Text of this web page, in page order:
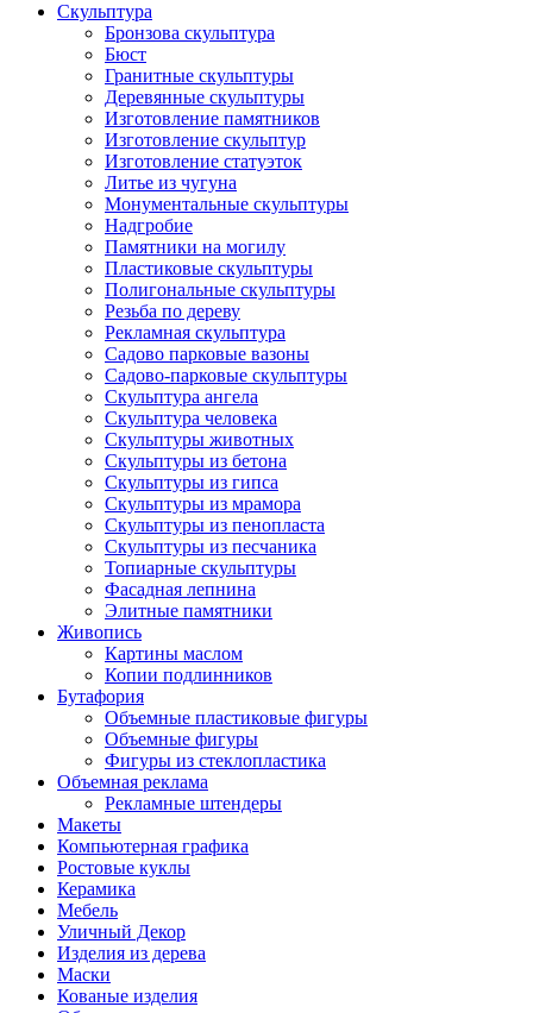
Скульптура
Бронзова скульптура
Бюст
Гранитные скульптуры
Деревянные скульптуры
Изготовление памятников
Изготовление скульптур
Изготовление статуэток
Литье из чугуна
Монументальные скульптуры
Надгробие
Памятники на могилу
Пластиковые скульптуры
Полигональные скульптуры
Резьба по дереву
Рекламная скульптура
Садово парковые вазоны
Садово-парковые скульптуры
Скульптура ангела
Скульптура человека
Скульптуры животных
Скульптуры из бетона
Скульптуры из гипса
Скульптуры из мрамора
Скульптуры из пенопласта
Скульптуры из песчаника
Топиарные скульптуры
Фасадная лепнина
Элитные памятники
Живопись
Картины маслом
Копии подлинников
Бутафория
Объемные пластиковые фигуры
Объемные фигуры
Фигуры из стеклопластика
Объемная реклама
Рекламные штендеры
Макеты
Компьютерная графика
Ростовые куклы
Керамика
Мебель
Уличный Декор
Изделия из дерева
Маски
Кованые изделия